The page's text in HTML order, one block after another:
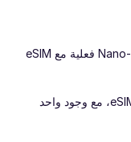
وظيفة Dual SIM: يسمح باستخدام واحدة Nano-SIM فعلية مع eSIM
ملفات eSIM متعددة: يدعم حفظ عدة ملفات eSIM، مع وجود واحد